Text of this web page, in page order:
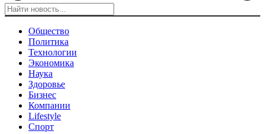
Общество
Политика
Технологии
Экономика
Наука
Здоровье
Бизнес
Компании
Lifestyle
Спорт